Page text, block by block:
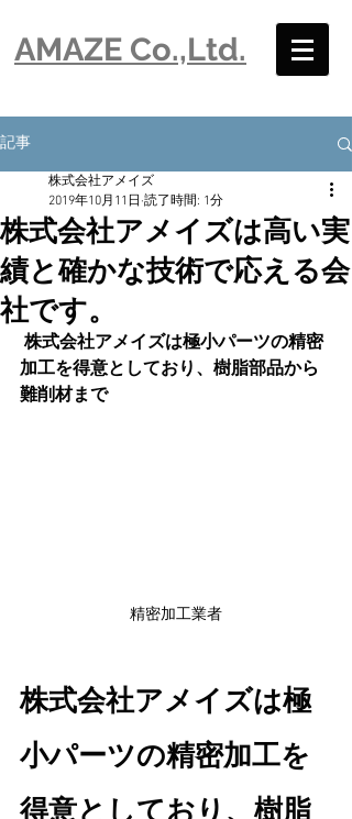
​AMAZE Co.,Ltd.
記事
株式会社アメイズは高い実
績と確かな技術で応える会
社です。
株式会社アメイズ
2019年10月11日 読了時間: 1分
株式会社アメイズは極小パーツの精密
加工を得意としており、樹脂部品から
難削材まで
精密加工業者
株式会社アメイズは極
小パーツの精密加工を
得意としており、樹脂